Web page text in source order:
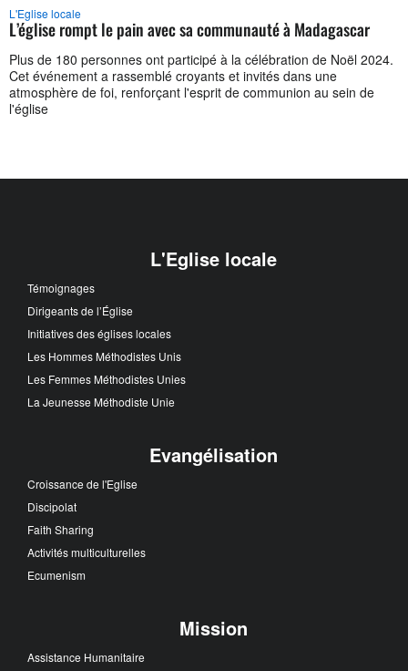
L'Eglise locale
L’église rompt le pain avec sa communauté à Madagascar
Plus de 180 personnes ont participé à la célébration de Noël 2024.
Cet événement a rassemblé croyants et invités dans une
atmosphère de foi, renforçant l'esprit de communion au sein de
l'église
L'Eglise locale
Témoignages
Dirigeants de l’Église
Initiatives des églises locales
Les Hommes Méthodistes Unis
Les Femmes Méthodistes Unies
La Jeunesse Méthodiste Unie
Evangélisation
Croissance de l'Eglise
Discipolat
Faith Sharing
Activités multiculturelles
Ecumenism
Mission
Assistance Humanitaire